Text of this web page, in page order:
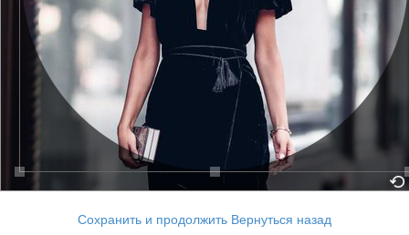
Сохранить и продолжить Вернуться назад